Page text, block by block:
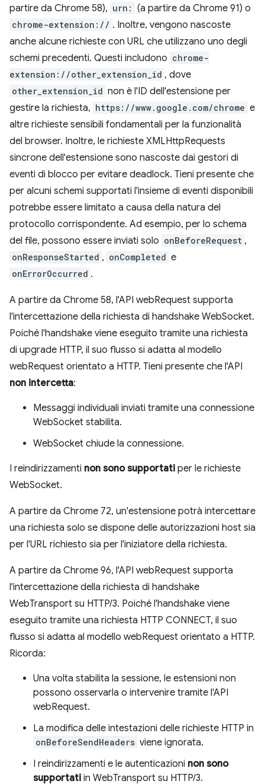
partire da Chrome 58), urn: (a partire da Chrome 91) o
chrome-extension:// . Inoltre, vengono nascoste
anche alcune richieste con URL che utilizzano uno degli
schemi precedenti. Questi includono chrome-
extension://other_extension_id , dove
other_extension_id non è l'ID dell'estensione per
gestire la richiesta, https://www.google.com/chrome e
altre richieste sensibili fondamentali per la funzionalità
del browser. Inoltre, le richieste XMLHttpRequests
sincrone dell'estensione sono nascoste dai gestori di
eventi di blocco per evitare deadlock. Tieni presente che
per alcuni schemi supportati l'insieme di eventi disponibili
potrebbe essere limitato a causa della natura del
protocollo corrispondente. Ad esempio, per lo schema
del file, possono essere inviati solo onBeforeRequest ,
onResponseStarted , onCompleted e
onErrorOccurred .
A partire da Chrome 58, l'API webRequest supporta
l'intercettazione della richiesta di handshake WebSocket.
Poiché l'handshake viene eseguito tramite una richiesta
di upgrade HTTP, il suo flusso si adatta al modello
webRequest orientato a HTTP. Tieni presente che l'API
non intercetta:
Messaggi individuali inviati tramite una connessione
WebSocket stabilita.
WebSocket chiude la connessione.
I reindirizzamenti non sono supportati per le richieste
WebSocket.
A partire da Chrome 72, un'estensione potrà intercettare
una richiesta solo se dispone delle autorizzazioni host sia
per l'URL richiesto sia per l'iniziatore della richiesta.
A partire da Chrome 96, l'API webRequest supporta
l'intercettazione della richiesta di handshake
WebTransport su HTTP/3. Poiché l'handshake viene
eseguito tramite una richiesta HTTP CONNECT, il suo
flusso si adatta al modello webRequest orientato a HTTP.
Ricorda:
Una volta stabilita la sessione, le estensioni non
possono osservarla o intervenire tramite l'API
webRequest.
La modifica delle intestazioni delle richieste HTTP in
onBeforeSendHeaders viene ignorata.
I reindirizzamenti e le autenticazioni non sono
supportati in WebTransport su HTTP/3.